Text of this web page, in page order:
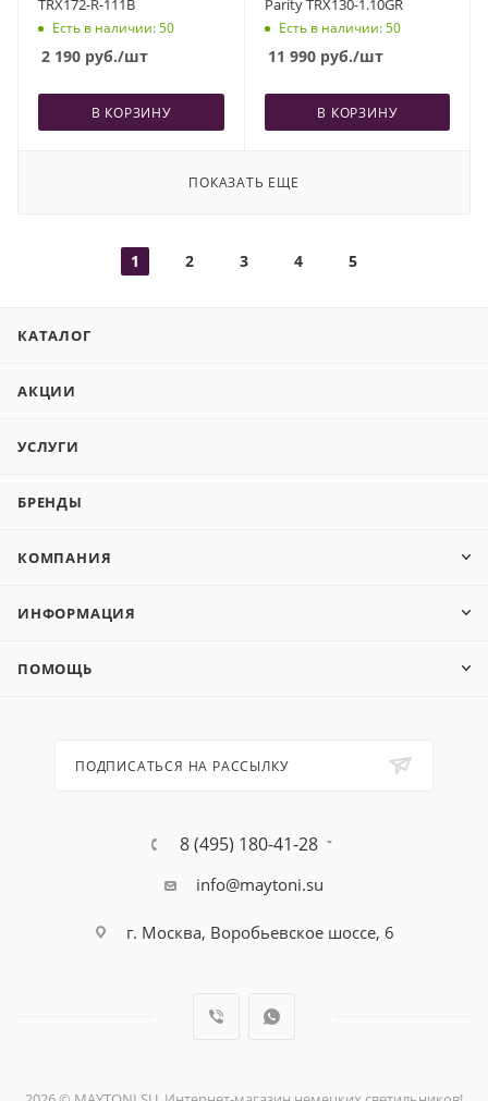
TRX172-R-111B
Есть в наличии: 50
2 190 руб./шт
В КОРЗИНУ
Parity TRX130-1.10GR
Есть в наличии: 50
11 990руб./шт
В КОРЗИНУ
ПОКАЗАТЬ ЕЩЕ
1 2 3 4 5
КАТАЛОГ
АКЦИИ
УСЛУГИ
БРЕНДЫ
КОМПАНИЯ
ИНФОРМАЦИЯ
ПОМОЩЬ
ПОДПИСАТЬСЯ НА РАССЫЛКУ
8 (495) 180-41-28
info@maytoni.su
г. Москва, Воробьевское шоссе, 6